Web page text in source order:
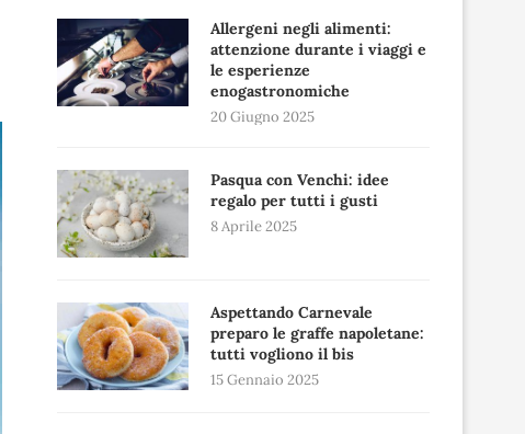
Allergeni negli alimenti:
attenzione durante i viaggi e
le esperienze
enogastronomiche
20 Giugno 2025
Pasqua con Venchi: idee
regalo per tutti i gusti
8 Aprile 2025
Aspettando Carnevale
preparo le graffe napoletane:
tutti vogliono il bis
15 Gennaio 2025